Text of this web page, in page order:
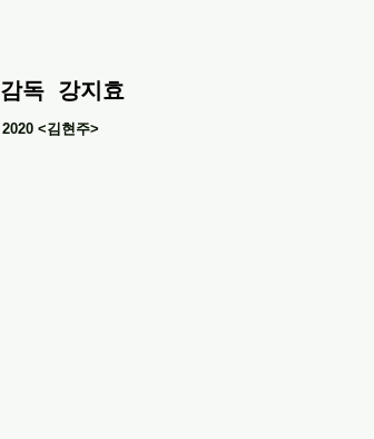
​감독 강지효
2020 <김현주>